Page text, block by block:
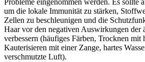
Probleme eingenommen werden. Es sollte
um die lokale Immunität zu stärken,
Zellen zu beschleunigen und die
Haar vor den negativen Auswirkungen der
verbessern (häufiges Färben, Trocknen mit
Kauterisieren mit einer Zange, hartes
verschmutzte Luft).